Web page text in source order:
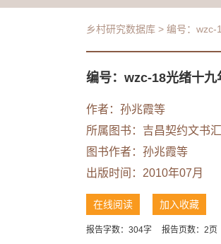
乡村研究数据库 > 编号：wzc-
编号：wzc-18光绪十
作者： 孙兆霞等
所属图书： 吉昌契约文书
图书作者： 孙兆霞等
出版时间：2010年07月
在线阅读 加入收藏
报告字数：304字 报告页数：2页